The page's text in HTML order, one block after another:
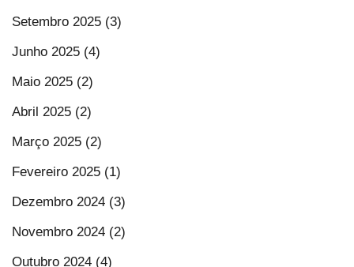
Setembro 2025 (3)
Junho 2025 (4)
Maio 2025 (2)
Abril 2025 (2)
Março 2025 (2)
Fevereiro 2025 (1)
Dezembro 2024 (3)
Novembro 2024 (2)
Outubro 2024 (4)